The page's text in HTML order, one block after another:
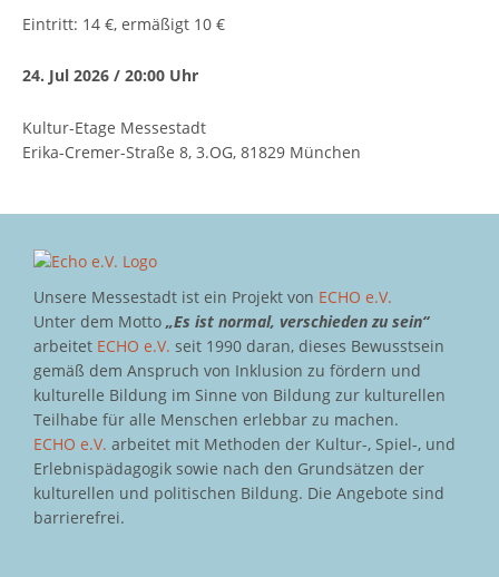
Eintritt: 14 €, ermäßigt 10 €
24. Jul 2026 / 20:00 Uhr
Kultur-Etage Messestadt
Erika-Cremer-Straße 8, 3.OG, 81829 München
Unsere Messestadt ist ein Projekt von ECHO e.V.
Unter dem Motto „Es ist normal, verschieden zu sein“
arbeitet ECHO e.V. seit 1990 daran, dieses Bewusstsein
gemäß dem Anspruch von Inklusion zu fördern und
kulturelle Bildung im Sinne von Bildung zur kulturellen
Teilhabe für alle Menschen erlebbar zu machen.
ECHO e.V. arbeitet mit Methoden der Kultur-, Spiel-, und
Erlebnispädagogik sowie nach den Grundsätzen der
kulturellen und politischen Bildung. Die Angebote sind
barrierefrei.